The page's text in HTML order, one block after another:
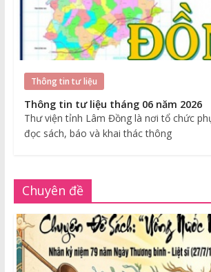
Thông tin tư liệu
Thông tin tư liệu tháng 06 năm 2026
Thư viện tỉnh Lâm Đồng là nơi tổ chức
đọc sách, báo và khai thác thông
Chuyên đề